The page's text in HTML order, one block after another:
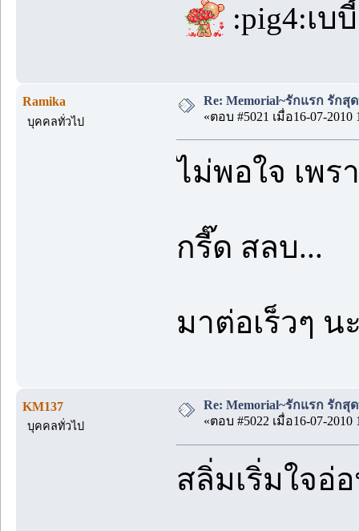
:pig4:เบบี้
Ramika
บุคคลทั่วไป
Re: Memorial~รักแรก รักสุ
«ตอบ #5021 เมื่อ16-07-2010
ไม่พอใจ เพ
กรี๊ด สลบ...
มาต่อเร็วๆ น
KM137
บุคคลทั่วไป
Re: Memorial~รักแรก รักสุ
«ตอบ #5022 เมื่อ16-07-2010
สลิ่มเริ่มใจอ่